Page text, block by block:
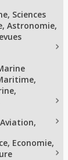
Sciences
Astronomie,
Economie,